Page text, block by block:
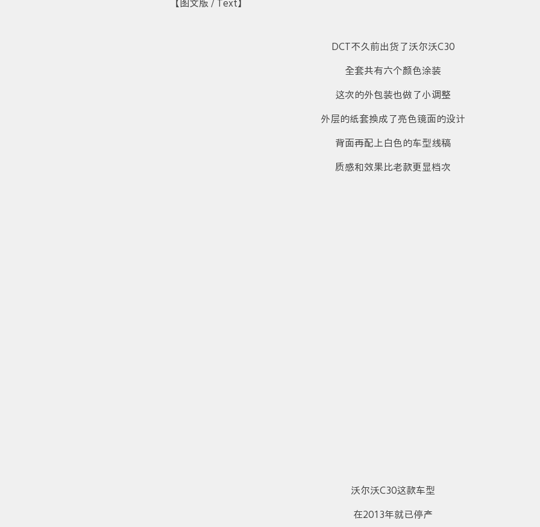
【图文版 / Text】
DCT不久前出货了沃尔沃C30
全套共有六个颜色涂装
这次的外包装也做了小调整
外层的纸套换成了亮色镜面的设计
背面再配上白色的车型线稿
质感和效果比老款更显档次
沃尔沃C30这款车型
在2013年就已停产